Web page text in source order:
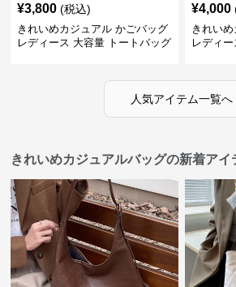
¥3,800 (税込)
きれいめカジュアル かごバッグ
レディース 大容量 トートバッグ
¥4,000
きれい
レディ
人気アイテム一覧へ
きれいめカジュアルバッグの新着アイ